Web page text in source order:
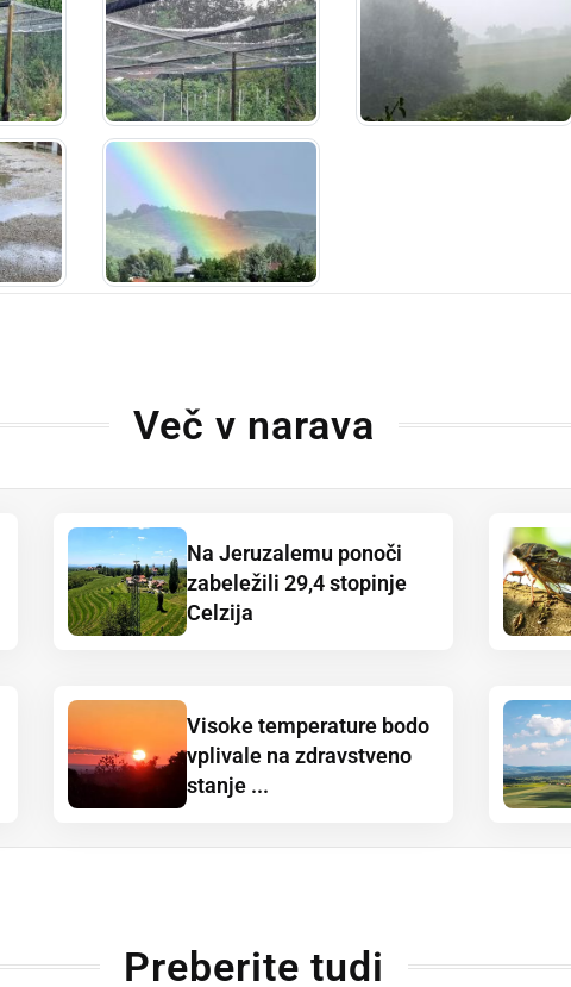
Več v narava
Na Jeruzalemu ponoči
zabeležili 29,4 stopinje
Celzija
Visoke temperature bodo
vplivale na zdravstveno
stanje ...
Preberite tudi